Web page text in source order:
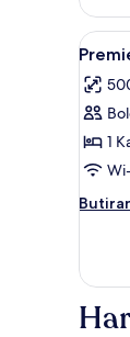
Double
Room
Lihat
foto
Suite
7
1
Suite